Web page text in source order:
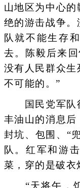
山地区为中心
绝的游击战争
队就不能生存
去。陈毅后来
没有人民群众
不可能的。”
国民党军队得
丰油山的消息后
封坑、包围、“
队。红军和游
菜，穿的是破衣
“天将午，饥